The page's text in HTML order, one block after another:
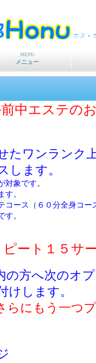
中エステの
たワンランク
します。
象です。
。
ス（６０分全身コー
。
ート１５サ
の方へ次のオ
けします。
らにもう一つ
MENU
メニュー